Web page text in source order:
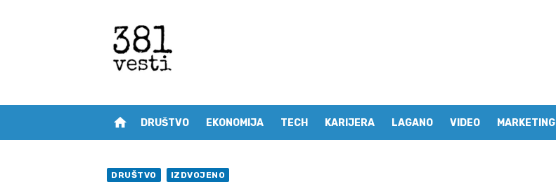
home DRUŠTVO EKONOMIJA TECH KARIJERA LAGANO VIDEO MARKETING
DRUŠTVO IZDVOJENO